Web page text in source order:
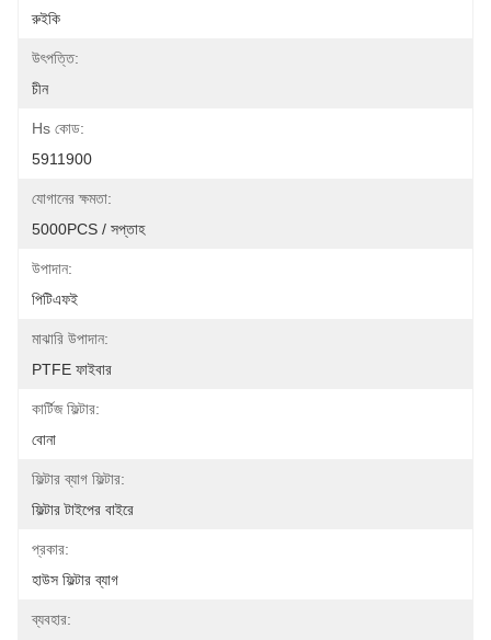
রুইকি
উৎপত্তি:
চীন
Hs কোড:
5911900
যোগানের ক্ষমতা:
5000PCS / সপ্তাহ
উপাদান:
পিটিএফই
মাঝারি উপাদান:
PTFE ফাইবার
কার্টিজ ফিল্টার:
বোনা
ফিল্টার ব্যাগ ফিল্টার:
ফিল্টার টাইপের বাইরে
প্রকার:
হাউস ফিল্টার ব্যাগ
ব্যবহার: